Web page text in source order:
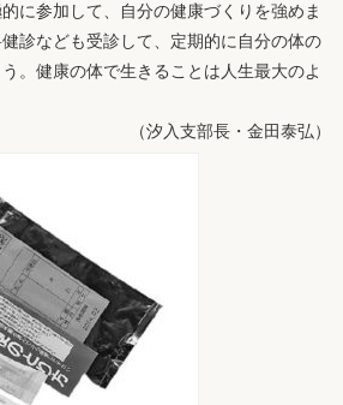
に参加して、自分の健康づくりを強めま
診なども受診して、定期的に自分の体の
。健康の体で生きることは人生最大のよ
（汐入支部長・金田泰弘）